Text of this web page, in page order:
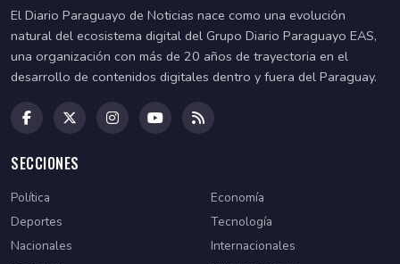
El Diario Paraguayo de Noticias nace como una evolución
natural del ecosistema digital del Grupo Diario Paraguayo EAS,
una organización con más de 20 años de trayectoria en el
desarrollo de contenidos digitales dentro y fuera del Paraguay.
SECCIONES
Política
Economía
Deportes
Tecnología
Nacionales
Internacionales